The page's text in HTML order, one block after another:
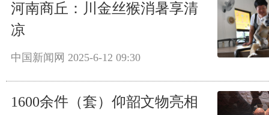
河南商丘：川金丝猴消暑享清
凉
中国新闻网 2025-6-12 09:30
1600余件（套）仰韶文物亮相